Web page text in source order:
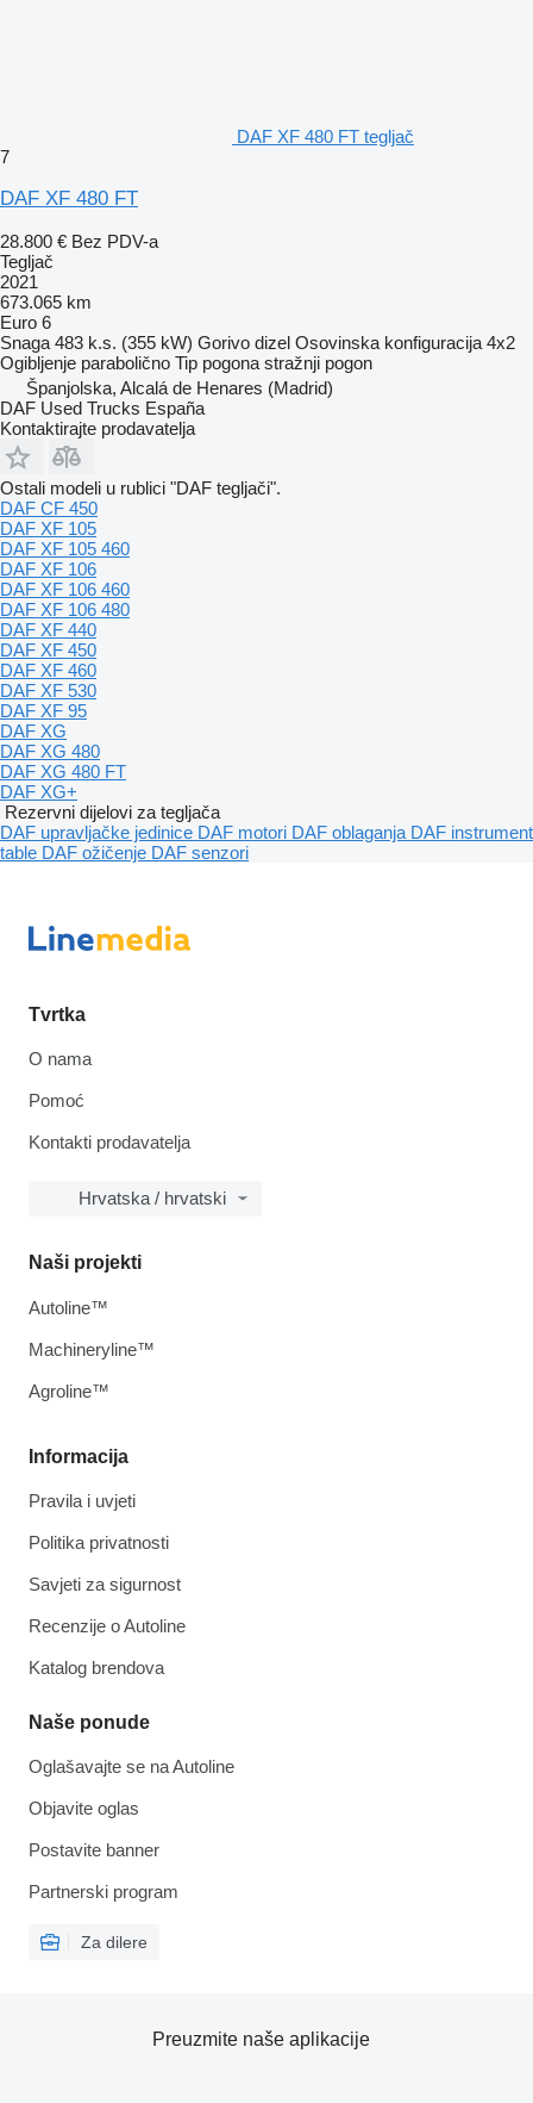
DAF XF 480 FT tegljač
7
DAF XF 480 FT
28.800 € Bez PDV-a
Tegljač
2021
673.065 km
Euro 6
Snaga 483 k.s. (355 kW) Gorivo dizel Osovinska konfiguracija 4x2
Ogibljenje parabolično Tip pogona stražnji pogon
Španjolska, Alcalá de Henares (Madrid)
DAF Used Trucks España
Kontaktirajte prodavatelja
Ostali modeli u rublici "DAF tegljači".
DAF CF 450
DAF XF 105
DAF XF 105 460
DAF XF 106
DAF XF 106 460
DAF XF 106 480
DAF XF 440
DAF XF 450
DAF XF 460
DAF XF 530
DAF XF 95
DAF XG
DAF XG 480
DAF XG 480 FT
DAF XG+
Rezervni dijelovi za tegljača
DAF upravljačke jedinice DAF motori DAF oblaganja DAF instrument
table DAF ožičenje DAF senzori
Tvrtka
O nama
Pomoć
Kontakti prodavatelja
Hrvatska / hrvatski
Informacija
Pravila i uvjeti
Politika privatnosti
Savjeti za sigurnost
Recenzije o Autoline
Katalog brendova
Naše ponude
Oglašavajte se na Autoline
Objavite oglas
Postavite banner
Partnerski program
Za dilere
Naši projekti
Autoline™
Machineryline™
Agroline™
Preuzmite naše aplikacije